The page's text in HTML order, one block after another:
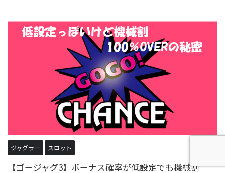
ジャグラー スロット
【ゴージャグ3】ボーナス確率が低設定でも機械割